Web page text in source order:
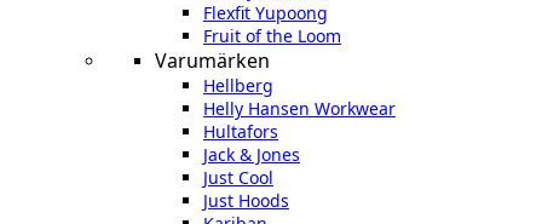
Flexfit Yupoong
Fruit of the Loom
Varumärken
Hellberg
Helly Hansen Workwear
Hultafors
Jack & Jones
Just Cool
Just Hoods